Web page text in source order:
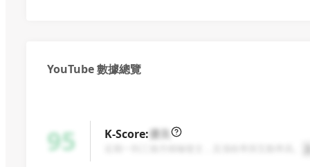
影片部分素材取自網路，
歡迎投稿、商務相談！
這個信箱是小鄭和朋友一起管理的，
不是只有小鄭本人會看到，
YouTube 數據總覽
95 K-Score:優良